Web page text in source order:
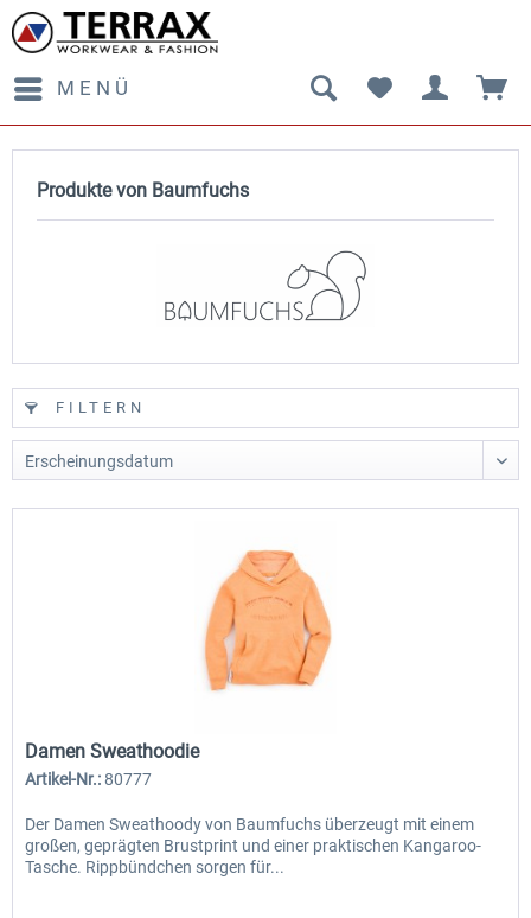
MENÜ
Produkte von Baumfuchs
FILTERN
Damen Sweathoodie
Artikel-Nr.:80777
Der Damen Sweathoody von Baumfuchs überzeugt mit einem
großen, geprägten Brustprint und einer praktischen Kangaroo-
Tasche. Rippbündchen sorgen für...